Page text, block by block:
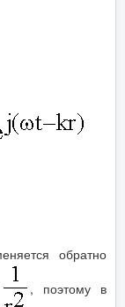
обратно
, поэтому в